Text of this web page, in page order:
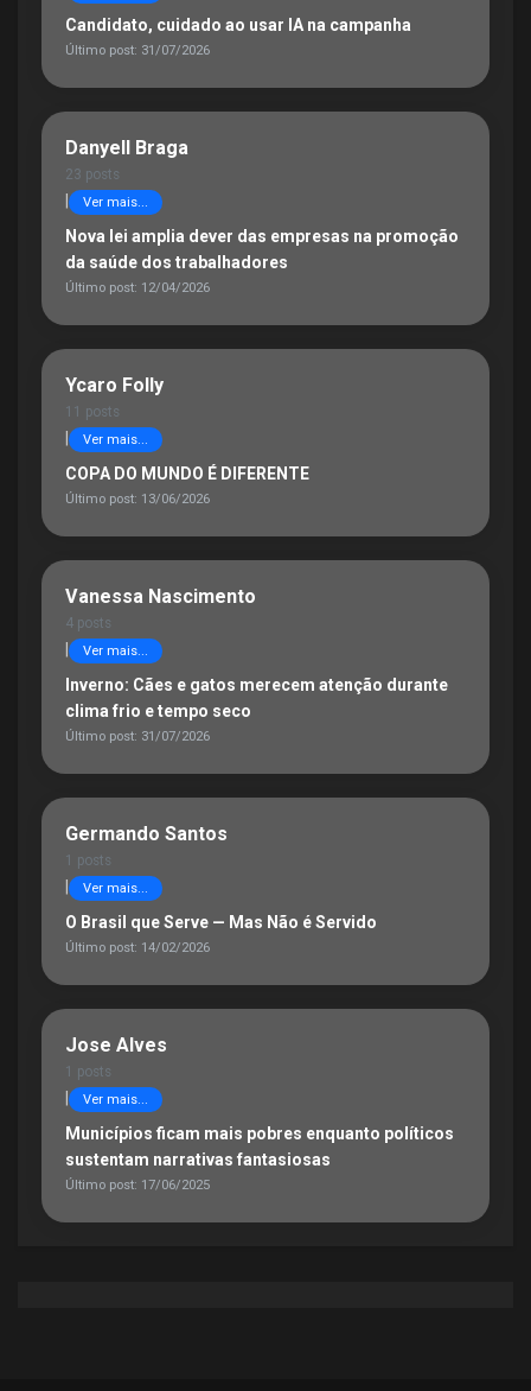
Candidato, cuidado ao usar IA na campanha
Último post: 31/07/2026
Danyell Braga
23 posts
Ver mais...
Nova lei amplia dever das empresas na promoção
da saúde dos trabalhadores
Último post: 12/04/2026
Ycaro Folly
11 posts
Ver mais...
COPA DO MUNDO É DIFERENTE
Último post: 13/06/2026
Vanessa Nascimento
4 posts
Ver mais...
Inverno: Cães e gatos merecem atenção durante
clima frio e tempo seco
Último post: 31/07/2026
Germando Santos
1 posts
Ver mais...
O Brasil que Serve — Mas Não é Servido
Último post: 14/02/2026
Jose Alves
1 posts
Ver mais...
Municípios ficam mais pobres enquanto políticos
sustentam narrativas fantasiosas
Último post: 17/06/2025